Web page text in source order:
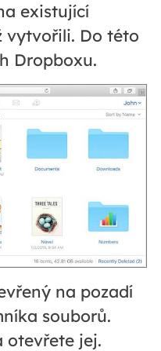
existující
vytvořili. Do této
Dropboxu.
na pozadí
souborů.
otevřete jej.